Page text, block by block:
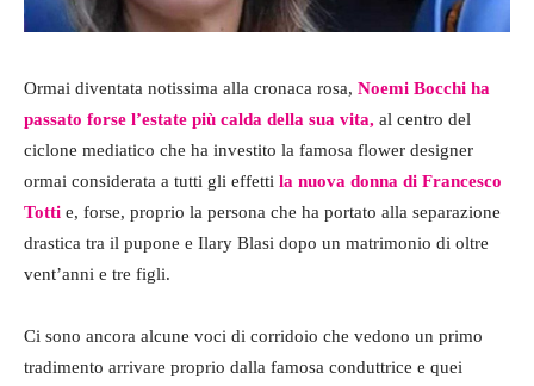
Ormai diventata notissima alla cronaca rosa, Noemi Bocchi ha
passato forse l’estate più calda della sua vita, al centro del
ciclone mediatico che ha investito la famosa flower designer
ormai considerata a tutti gli effetti la nuova donna di Francesco
Totti e, forse, proprio la persona che ha portato alla separazione
drastica tra il pupone e Ilary Blasi dopo un matrimonio di oltre
vent’anni e tre figli.
Ci sono ancora alcune voci di corridoio che vedono un primo
tradimento arrivare proprio dalla famosa conduttrice e quei